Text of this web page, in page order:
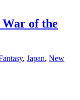
of the
, Japan, New